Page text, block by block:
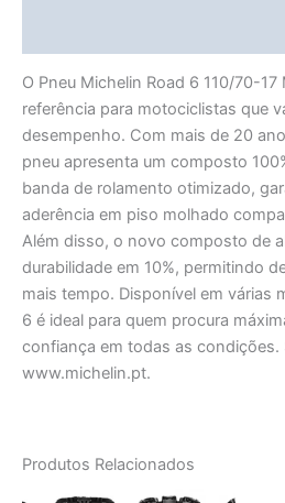
O Pneu Michelin Road 6 110/70-
referência para motociclistas que
desempenho. Com mais de 20
pneu apresenta um composto
banda de rolamento otimizado,
aderência em piso molhado
Além disso, o novo composto de
durabilidade em 10%, permitindo
mais tempo. Disponível em várias
6 é ideal para quem procura
confiança em todas as condições.
www.michelin.pt.
Produtos Relacionados